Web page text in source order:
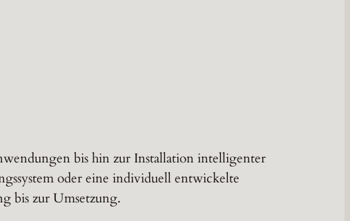
bis hin zur Installation intelligenter
oder eine individuell entwickelte
bis zur Umsetzung.